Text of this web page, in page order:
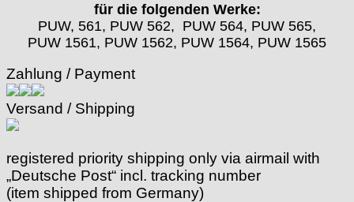
F "Felsa"
FE "France Ebauches"
FEF
FHF
GUB "Glashütter Uhrenbetrieb"
GUBA
HB "Hermann Becker"
für die folgenden Werke:
PUW, 561, PUW 562, PUW 564, PUW 565,
PUW 1561, PUW 1562, PUW 1564, PUW 1565
Zahlung / Payment
Versand / Shipping
registered priority shipping only via airmail with
„Deutsche Post“ incl. tracking number
(item shipped from Germany)